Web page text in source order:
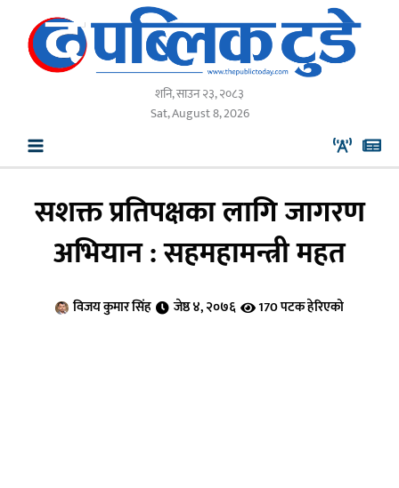
content
शनि, साउन २३, २०८३
Sat, August 8, 2026
सशक्त प्रतिपक्षका लागि जागरण
अभियान : सहमहामन्त्री महत
विजय कुमार सिंह जेष्ठ ४, २०७६ 170 पटक हेरिएको